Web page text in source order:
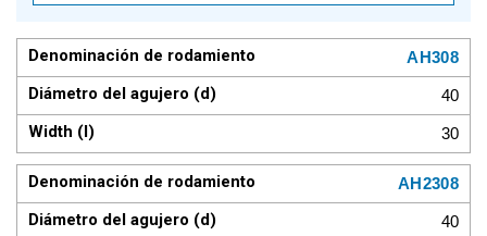
AH308
40
30
AH2308
40